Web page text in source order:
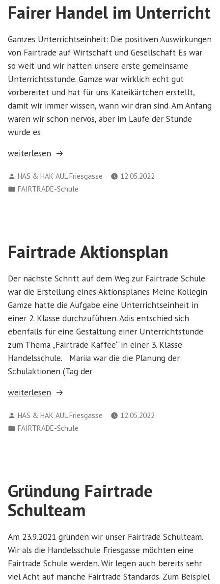
Fairer Handel im Unterricht
Gamzes Unterrichtseinheit: Die positiven Auswirkungen
von Fairtrade auf Wirtschaft und Gesellschaft Es war
so weit und wir hatten unsere erste gemeinsame
Unterrichtsstunde. Gamze war wirklich echt gut
vorbereitet und hat für uns Kateikärtchen erstellt,
damit wir immer wissen, wann wir dran sind. Am Anfang
waren wir schon nervös, aber im Laufe der Stunde
wurde es
„Fairer
im
Unterricht“
weiterlesen
Verfasst
von
HAS & HAK AUL Friesgasse
12.05.2022
Veröffentlicht
FAIRTRADE-Schule
Fairtrade Aktionsplan
Der nächste Schritt auf dem Weg zur Fairtrade Schule
war die Erstellung eines Aktionsplanes Meine Kollegin
Gamze hatte die Aufgabe eine Unterrichtseinheit in
einer 2. Klasse durchzuführen. Adis entschied sich
ebenfalls für eine Gestaltung einer Unterrichtstunde
zum Thema „Fairtrade Kaffee“ in einer 3. Klasse
Handelsschule. Mariia war die die Planung der
Schulaktionen (Tag der
„Fairtrade
weiterlesen
Verfasst
von
HAS & HAK AUL Friesgasse
12.05.2022
Veröffentlicht
FAIRTRADE-Schule
Gründung Fairtrade
Schulteam
Am 23.9.2021 gründen wir unser Fairtrade Schulteam.
Wir als die Handelsschule Friesgasse möchten eine
Fairtrade Schule werden. Wir legen auch bereits sehr
viel Acht auf manche Fairtrade Standards. Zum Beispiel